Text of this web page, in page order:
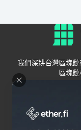
我們深耕台灣區塊
區塊鏈
Grenade
關於我們